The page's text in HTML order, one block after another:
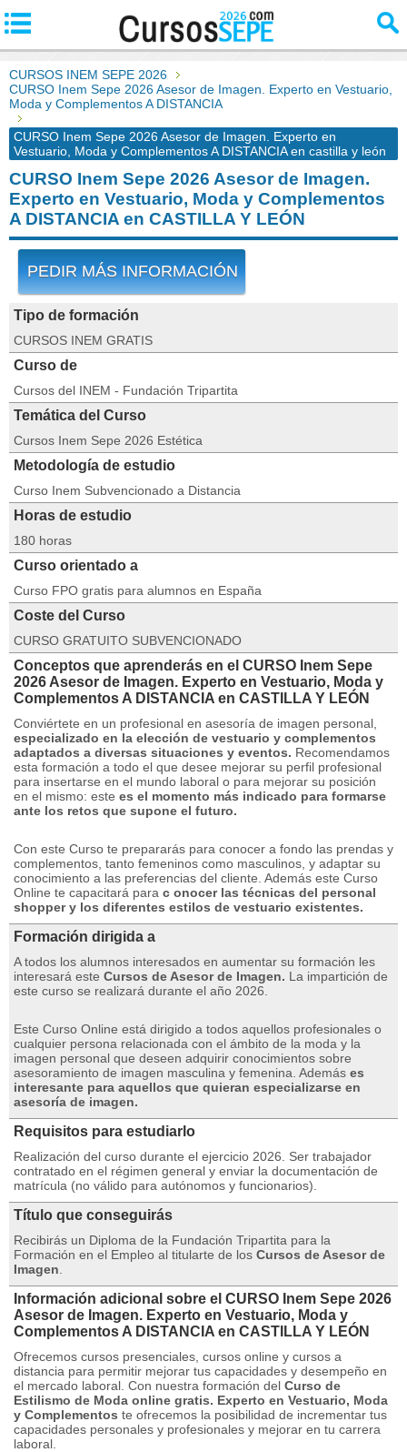
CURSOS INEM SEPE 2026
CURSO Inem Sepe 2026 Asesor de Imagen. Experto en Vestuario,
Moda y Complementos A DISTANCIA
CURSO Inem Sepe 2026 Asesor de Imagen. Experto en
Vestuario, Moda y Complementos A DISTANCIA en castilla y león
CURSO Inem Sepe 2026 Asesor de Imagen.
Experto en Vestuario, Moda y Complementos
A DISTANCIA en CASTILLA Y LEÓN
PEDIR MÁS INFORMACIÓN
Tipo de formación
CURSOS INEM GRATIS
Curso de
Cursos del INEM - Fundación Tripartita
Temática del Curso
Cursos Inem Sepe 2026 Estética
Metodología de estudio
Curso Inem Subvencionado a Distancia
Horas de estudio
180 horas
Curso orientado a
Curso FPO gratis para alumnos en España
Coste del Curso
CURSO GRATUITO SUBVENCIONADO
Conceptos que aprenderás en el CURSO Inem Sepe
2026 Asesor de Imagen. Experto en Vestuario, Moda y
Complementos A DISTANCIA en CASTILLA Y LEÓN
Conviértete en un profesional en asesoría de imagen personal,
especializado en la elección de vestuario y complementos
adaptados a diversas situaciones y eventos. Recomendamos
esta formación a todo el que desee mejorar su perfil profesional
para insertarse en el mundo laboral o para mejorar su posición
en el mismo: este es el momento más indicado para formarse
ante los retos que supone el futuro.
Con este Curso te prepararás para conocer a fondo las prendas y
complementos, tanto femeninos como masculinos, y adaptar su
conocimiento a las preferencias del cliente. Además este Curso
Online te capacitará para c onocer las técnicas del personal
shopper y los diferentes estilos de vestuario existentes.
Formación dirigida a
A todos los alumnos interesados ​​en aumentar su formación les
interesará este Cursos de Asesor de Imagen. La impartición de
este curso se realizará durante el año 2026.
Este Curso Online está dirigido a todos aquellos profesionales o
cualquier persona relacionada con el ámbito de la moda y la
imagen personal que deseen adquirir conocimientos sobre
asesoramiento de imagen masculina y femenina. Además es
interesante para aquellos que quieran especializarse en
asesoría de imagen.
Requisitos para estudiarlo
Realización del curso durante el ejercicio 2026. Ser trabajador
contratado en el régimen general y enviar la documentación de
matrícula (no válido para autónomos y funcionarios).
Título que conseguirás
Recibirás un Diploma de la Fundación Tripartita para la
Formación en el Empleo al titularte de los Cursos de Asesor de
Imagen
Información adicional sobre el CURSO Inem Sepe 2026
Asesor de Imagen. Experto en Vestuario, Moda y
Complementos A DISTANCIA en CASTILLA Y LEÓN
Ofrecemos cursos presenciales, cursos online y cursos a
distancia para permitir mejorar tus capacidades y desempeño en
el mercado laboral. Con nuestra formación del Curso de
Estilismo de Moda online gratis. Experto en Vestuario, Moda
y Complementos te ofrecemos la posibilidad de incrementar tus
capacidades personales y profesionales y mejorar en tu carrera
laboral.